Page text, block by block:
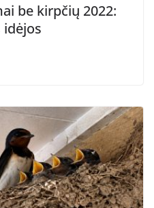
be kirpčių 2022:
idėjos